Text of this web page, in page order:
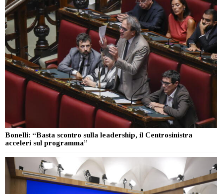
Bonelli: “Basta scontro sulla leadership, il Centrosinistra
acceleri sul programma”